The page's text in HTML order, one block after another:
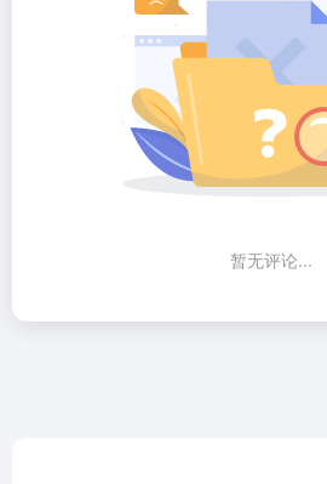
暂无评论...